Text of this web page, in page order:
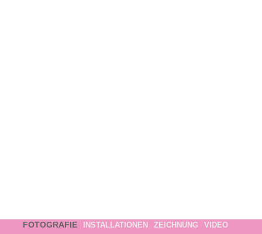
FOTOGRAFIE INSTALLATIONEN ZEICHNUNG VIDEO